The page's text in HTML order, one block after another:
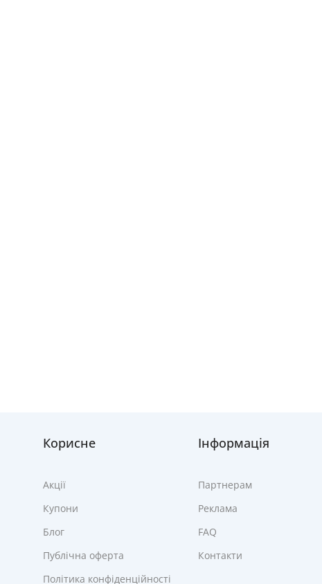
Корисне
Акції
Купони
Блог
Публічна оферта
Політика конфіденційності
Інформація
Партнерам
Реклама
FAQ
Контакти